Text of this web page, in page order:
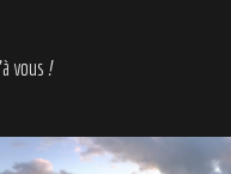
vous !